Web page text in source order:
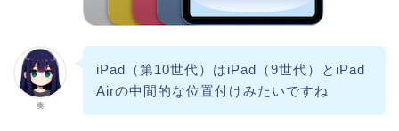
奏
iPad（第10世代）はiPad（9世代）とiPad
Airの中間的な位置付けみたいですね